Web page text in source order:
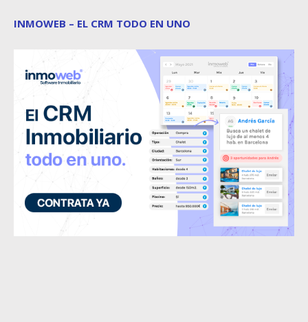
INMOWEB – EL CRM TODO EN UNO